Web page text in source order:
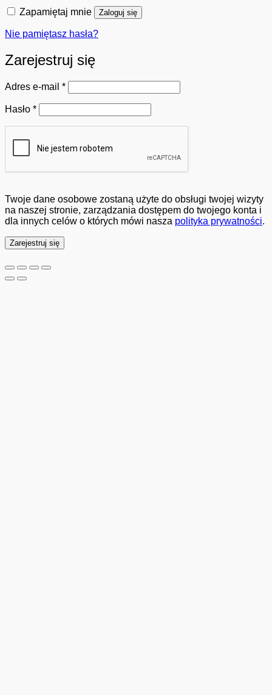
Zapamiętaj mnie Zaloguj się
Nie pamiętasz hasła?
Zarejestruj się
Adres e-mail *Wymagane
Hasło *Wymagane
Twoje dane osobowe zostaną użyte do obsługi twojej wizyty
na naszej stronie, zarządzania dostępem do twojego konta i
dla innych celów o których mówi nasza polityka prywatności.
Zarejestruj się